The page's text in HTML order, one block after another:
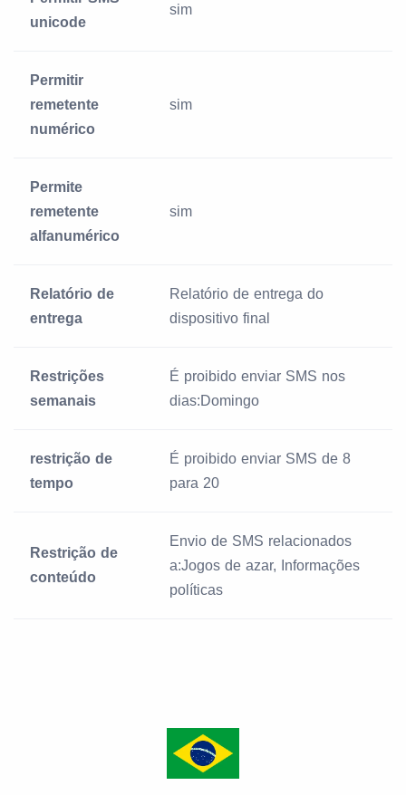
unicode
sim
Permitir
remetente
numérico
sim
Permite
remetente
alfanumérico
sim
Relatório de
entrega
Relatório de entrega do
dispositivo final
Restrições
semanais
É proibido enviar SMS nos
dias:Domingo
restrição de
tempo
É proibido enviar SMS de 8
para 20
Restrição de
conteúdo
Envio de SMS relacionados
a:Jogos de azar, Informações
políticas